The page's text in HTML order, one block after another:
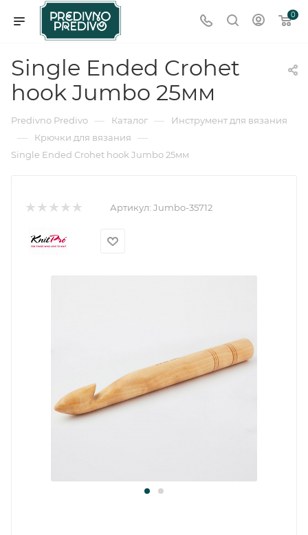
0
Single Ended Crohet
hook Jumbo 25мм
Predivno Predivo — Каталог — Инструмент для вязания
— Крючки для вязания —
Single Ended Crohet hook Jumbo 25мм
Артикул: Jumbo-35712